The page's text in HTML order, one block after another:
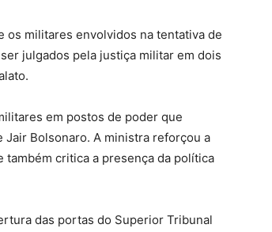
os militares envolvidos na tentativa de
julgados pela justiça militar em dois
em postos de poder que
Bolsonaro. A ministra reforçou a
critica a presença da política
das portas do Superior Tribunal